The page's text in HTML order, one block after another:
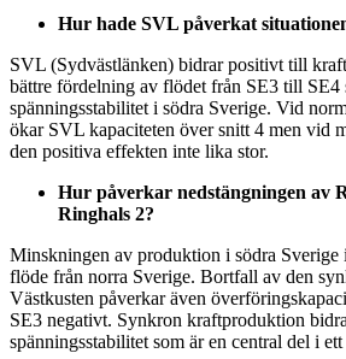
Hur hade SVL påverkat
SVL (Sydvästlänken) bidrar positivt till
bättre fördelning av flödet från SE3 till SE4
spänningsstabilitet i södra Sverige. Vid
ökar SVL kapaciteten över snitt 4 men vid
den positiva effekten inte lika stor.
Hur påverkar nedstängningen av
Ringhals 2?
Minskningen av produktion i södra Sverige
flöde från norra Sverige. Bortfall av den
Västkusten påverkar även
SE3 negativt. Synkron kraftproduktion
spänningsstabilitet som är en central del i